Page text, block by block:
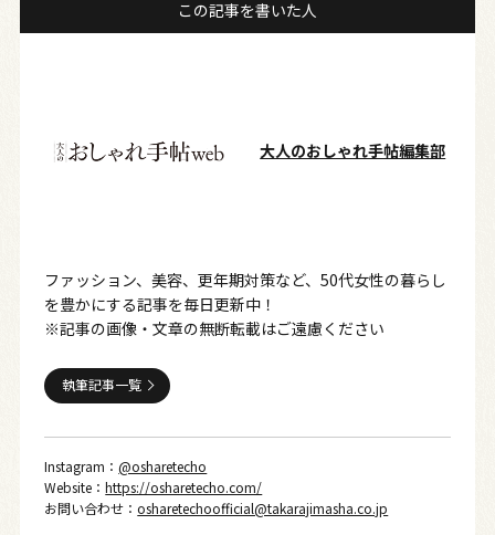
この記事を書いた人
大人のおしゃれ手帖編集部
ファッション、美容、更年期対策など、50代女性の暮らし
を豊かにする記事を毎日更新中！
※記事の画像・文章の無断転載はご遠慮ください
執筆記事一覧
Instagram：@osharetecho
Website：https://osharetecho.com/
お問い合わせ：osharetechoofficial@takarajimasha.co.jp